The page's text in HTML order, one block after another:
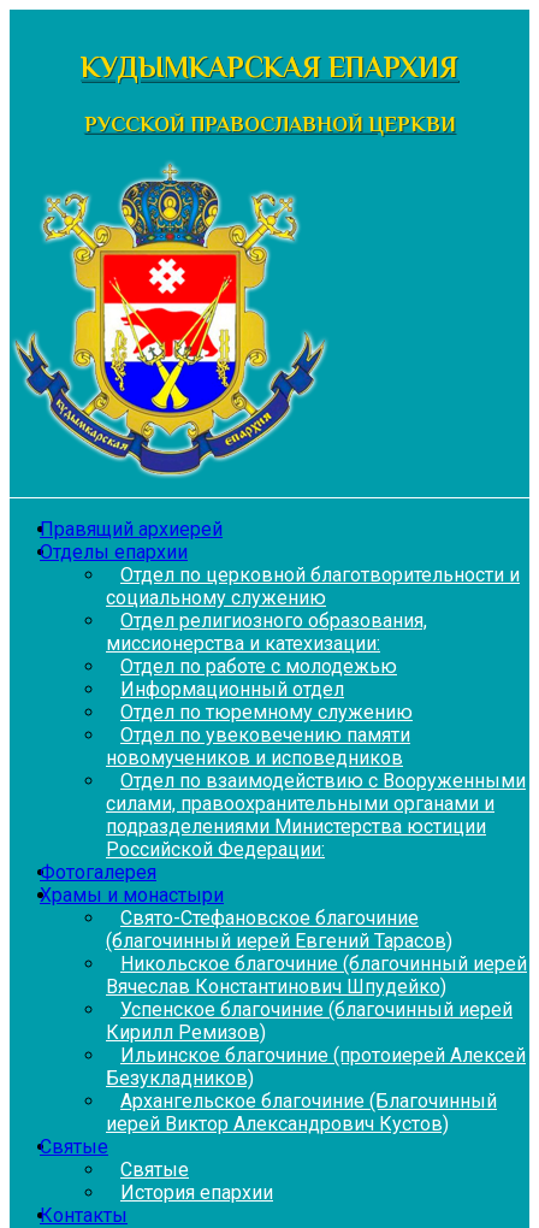
содержимомуКУДЫМКАРСКАЯ ЕПАРХИЯ
РУССКОЙ ПРАВОСЛАВНОЙ ЦЕРКВИ
Правящий архиерей
Отделы епархии
Отдел по церковной благотворительности и
социальному служению
Отдел религиозного образования,
миссионерства и катехизации:
Отдел по работе с молодежью
Информационный отдел
Отдел по тюремному служению
Отдел по увековечению памяти
новомучеников и исповедников
Отдел по взаимодействию с Вооруженными
силами, правоохранительными органами и
подразделениями Министерства юстиции
Российской Федерации:
Фотогалерея
Храмы и монастыри
Свято-Стефановское благочиние
(благочинный иерей Евгений Тарасов)
Никольское благочиние (благочинный иерей
Вячеслав Константинович Шпудейко)
Успенское благочиние (благочинный иерей
Кирилл Ремизов)
Ильинское благочиние (протоиерей Алексей
Безукладников)
Архангельское благочиние (Благочинный
иерей Виктор Александрович Кустов)
Святые
Святые
История епархии
Контакты